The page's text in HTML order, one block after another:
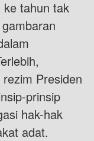
ke tahun tak
Presiden
prinsip
hak-hak
adat.